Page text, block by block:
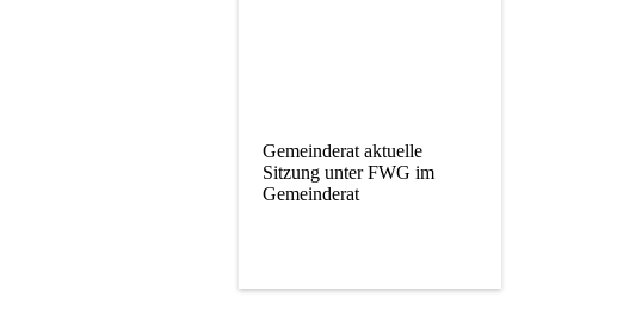
Gemeinderat aktuelle
Sitzung unter FWG im
Gemeinderat